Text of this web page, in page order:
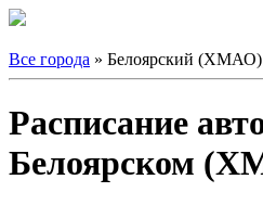
Все города » Белоярский (ХМАО)
Расписание
Белоярском